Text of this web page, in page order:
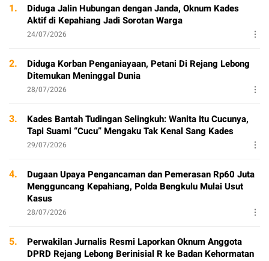
1.
Diduga Jalin Hubungan dengan Janda, Oknum Kades
Aktif di Kepahiang Jadi Sorotan Warga
24/07/2026
2.
Diduga Korban Penganiayaan, Petani Di Rejang Lebong
Ditemukan Meninggal Dunia
28/07/2026
3.
Kades Bantah Tudingan Selingkuh: Wanita Itu Cucunya,
Tapi Suami “Cucu” Mengaku Tak Kenal Sang Kades
29/07/2026
4.
Dugaan Upaya Pengancaman dan Pemerasan Rp60 Juta
Mengguncang Kepahiang, Polda Bengkulu Mulai Usut
Kasus
28/07/2026
5.
Perwakilan Jurnalis Resmi Laporkan Oknum Anggota
DPRD Rejang Lebong Berinisial R ke Badan Kehormatan